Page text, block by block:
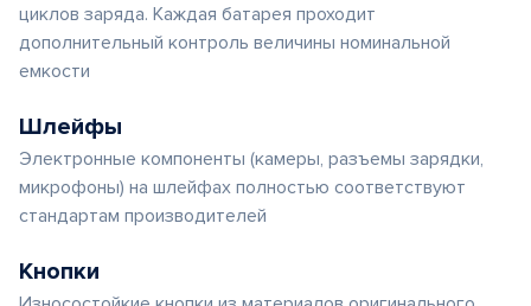
циклов заряда. Каждая батарея проходит
дополнительный контроль величины номинальной
емкости
Шлейфы
Электронные компоненты (камеры, разъемы зарядки,
микрофоны) на шлейфах полностью соответствуют
стандартам производителей
Кнопки